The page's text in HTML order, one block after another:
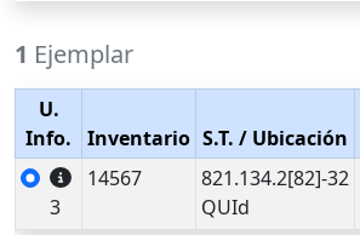
1 Ejemplar
U.
Info.
Inventario S.T. / Ubicación
3
14567
821.134.2[82]-32
QUId